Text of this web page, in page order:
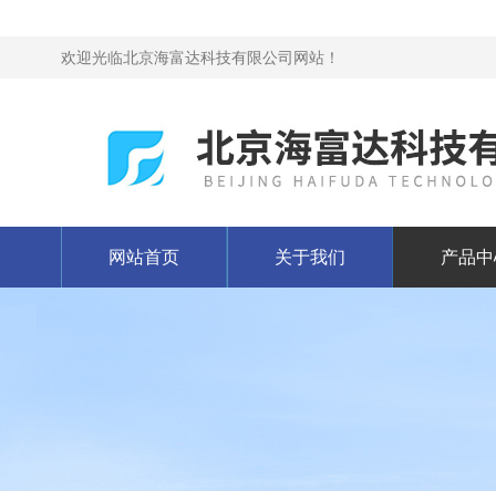
欢迎光临北京海富达科技有限公司网站！
网站首页 关于我们 产品